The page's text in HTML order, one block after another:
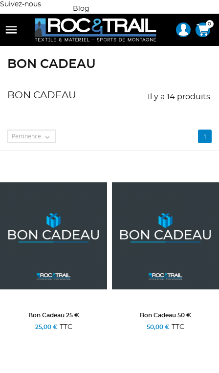
Suivez-nous
Blog
 0
BON CADEAU
BON CADEAU Il y a 14 produits.
Pertinence  1
Bon Cadeau 25 €
25,00 €TTC
Bon Cadeau 50 €
50,00 € TTC